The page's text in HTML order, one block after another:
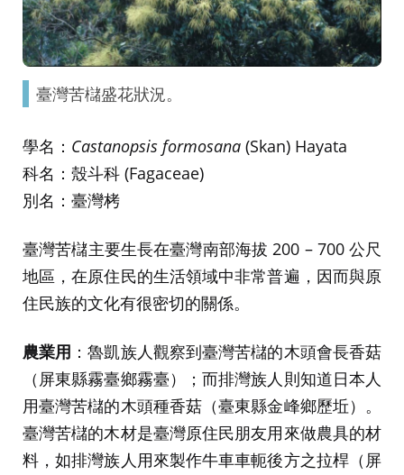
臺灣苦櫧盛花狀況。
學名： Castanopsis formosana (Skan) Hayata
科名：殼斗科 (Fagaceae)
別名：臺灣栲
臺灣苦櫧主要生長在臺灣南部海拔 200 – 700 公尺
地區，在原住民的生活領域中非常普遍，因而與原
住民族的文化有很密切的關係。
農業用 ：魯凱族人觀察到臺灣苦櫧的木頭會長香菇
（屏東縣霧臺鄉霧臺）；而排灣族人則知道日本人
用臺灣苦櫧的木頭種香菇（臺東縣金峰鄉歷坵）。
臺灣苦櫧的木材是臺灣原住民朋友用來做農具的材
料，如排灣族人用來製作牛車車軛後方之拉桿（屏